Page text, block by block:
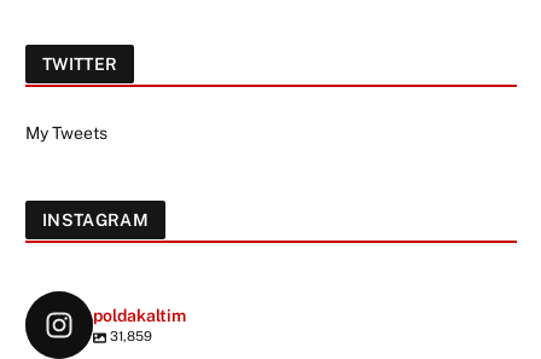
TWITTER
My Tweets
INSTAGRAM
poldakaltim
31,859